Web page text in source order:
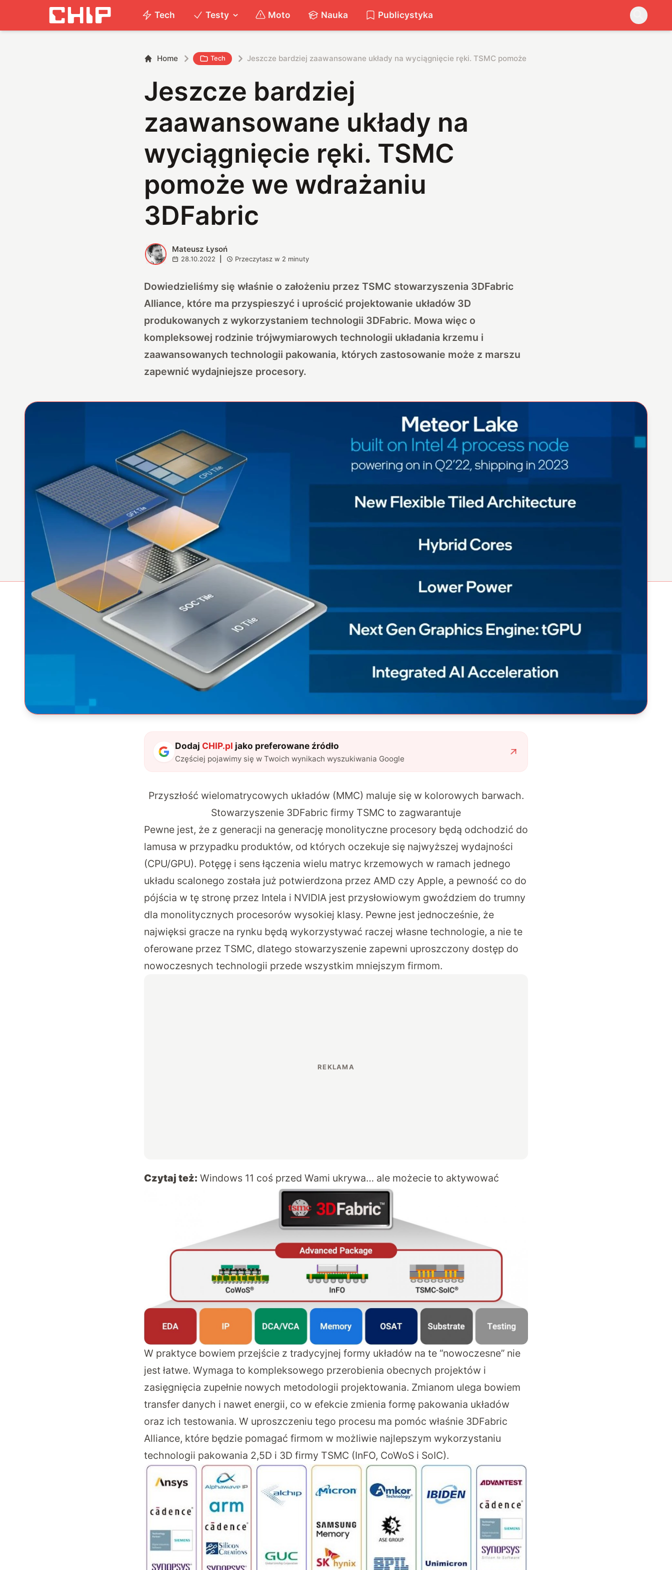
Tech Testy Moto Nauka Publicystyka
Home Tech Jeszcze bardziej zaawansowane układy na wyciągnięcie ręki. TSMC pomoże we wdrażaniu 3DFabric
Jeszcze bardziej
zaawansowane układy na
wyciągnięcie ręki. TSMC
pomoże we wdrażaniu
3DFabric
M Mateusz Łysoń
28.10.2022 Przeczytasz w 2 minuty
Dowiedzieliśmy się właśnie o założeniu przez TSMC stowarzyszenia 3DFabric
Alliance, które ma przyspieszyć i uprościć projektowanie układów 3D
produkowanych z wykorzystaniem technologii 3DFabric. Mowa więc o
kompleksowej rodzinie trójwymiarowych technologii układania krzemu i
zaawansowanych technologii pakowania, których zastosowanie może z marszu
zapewnić wydajniejsze procesory.
Dodaj CHIP.pl jako preferowane źródło
Częściej pojawimy się w Twoich wynikach wyszukiwania Google
Przyszłość wielomatrycowych układów (MMC) maluje się w kolorowych barwach.
Stowarzyszenie 3DFabric firmy TSMC to zagwarantuje
Pewne jest, że z generacji na generację monolityczne procesory będą odchodzić do
lamusa w przypadku produktów, od których oczekuje się najwyższej wydajności
(CPU/GPU). Potęgę i sens łączenia wielu matryc krzemowych w ramach jednego
układu scalonego została już potwierdzona przez AMD czy Apple, a pewność co do
pójścia w tę stronę przez Intela i NVIDIA jest przysłowiowym gwoździem do trumny
dla monolitycznych procesorów wysokiej klasy. Pewne jest jednocześnie, że
najwięksi gracze na rynku będą wykorzystywać raczej własne technologie, a nie te
oferowane przez TSMC, dlatego stowarzyszenie zapewni uproszczony dostęp do
nowoczesnych technologii przede wszystkim mniejszym firmom.
Czytaj też: Windows 11 coś przed Wami ukrywa… ale możecie to aktywować
W praktyce bowiem przejście z tradycyjnej formy układów na te “nowoczesne” nie
jest łatwe. Wymaga to kompleksowego przerobienia obecnych projektów i
zasięgnięcia zupełnie nowych metodologii projektowania. Zmianom ulega bowiem
transfer danych i nawet energii, co w efekcie zmienia formę pakowania układów
oraz ich testowania. W uproszczeniu tego procesu ma pomóc właśnie 3DFabric
Alliance, które będzie pomagać firmom w możliwie najlepszym wykorzystaniu
technologii pakowania 2,5D i 3D firmy TSMC (InFO, CoWoS i SoIC).